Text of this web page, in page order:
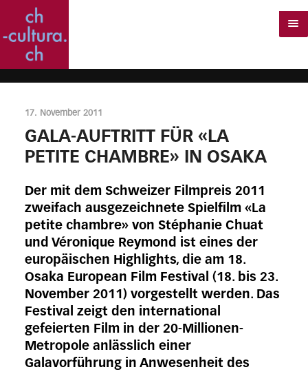
17. November 2011
GALA-AUFTRITT FÜR «LA
PETITE CHAMBRE» IN OSAKA
Der mit dem Schweizer Filmpreis 2011
zweifach ausgezeichnete Spielfilm «La
petite chambre» von Stéphanie Chuat
und Véronique Reymond ist eines der
europäischen Highlights, die am 18.
Osaka European Film Festival (18. bis 23.
November 2011) vorgestellt werden. Das
Festival zeigt den international
gefeierten Film in der 20-Millionen-
Metropole anlässlich einer
Galavorführung in Anwesenheit des